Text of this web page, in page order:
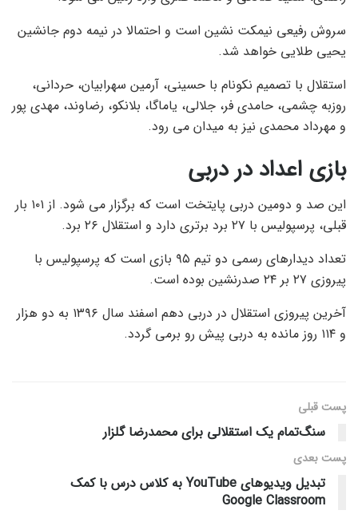
سروش رفیعی نیمکت نشین است و احتمالا در نیمه دوم جانشین
یحیی طلایی خواهد شد.
استقلال با تصمیم نکونام با حسینی، آرمین سهرابیان، حردانی،
روزبه چشمی، حامدی فر، جلالی، یاماگا، بلانکو، رضاوند، مهدی پور
و مهرداد محمدی نیز به میدان می رود.
بازی اعداد در دربی
این صد و دومین دربی پایتخت است که برگزار می شود. از ۱۰۱ بار
قبلی، پرسپولیس با ۲۷ برد برتری دارد و استقلال ۲۶ برد.
تعداد دیدارهای رسمی دو تیم ۹۵ بازی است که پرسپولیس با
پیروزی ۲۷ بر ۲۴ صدرنشین بوده است.
آخرین پیروزی استقلال در دربی دهم اسفند سال ۱۳۹۶ به دو هزار
و ۱۱۴ روز مانده به دربی پیش رو برمی گردد.
پست قبلی
سنگ‌تمام یک استقلالی برای محمدرضا گلزار
پست‌ بعدی
تبدیل ویدیوهای YouTube به کلاس درس با کمک
Google Classroom